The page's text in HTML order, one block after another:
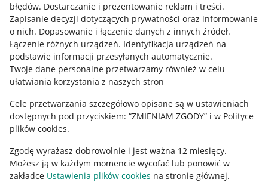
błędów. Dostarczanie i prezentowanie reklam i treści.
Zapisanie decyzji dotyczących prywatności oraz informowanie
o nich. Dopasowanie i łączenie danych z innych źródeł.
Łączenie różnych urządzeń. Identyfikacja urządzeń na
podstawie informacji przesyłanych automatycznie.
Twoje dane personalne przetwarzamy również w celu
ułatwiania korzystania z naszych stron
Cele przetwarzania szczegółowo opisane są w ustawieniach
dostępnych pod przyciskiem: “ZMIENIAM ZGODY” i w Polityce
plików cookies.
Zgodę wyrażasz dobrowolnie i jest ważna 12 miesięcy.
Możesz ją w każdym momencie wycofać lub ponowić w
zakładce Ustawienia plików cookies na stronie głównej.
Informacje prawne
Regulamin
Polityka plików "cookies"
Ustawienia plików "cookies"
Udostępnianie lokalizacji
Informacje dla Aktu o Usługach Cyfrowych
Pobierz aplikację